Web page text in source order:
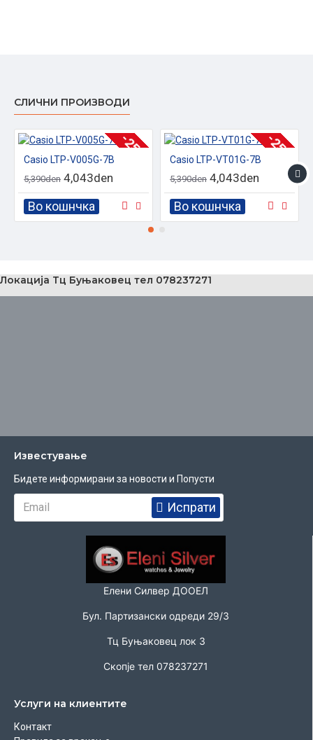
СЛИЧНИ ПРОИЗВОДИ
-25 %
Casio LTP-V005G-7B
5,390den 4,043den
Во кошнчка
-25 %
Casio LTP-VT01G-7B
5,390den 4,043den
Во кошнчка
Локација Тц Буњаковец тел 078237271
Известувањe
Бидете информирани за новости и Попусти
Испрати
Елени Силвер ДООЕЛ
Бул. Партизански одреди 29/3
Тц Буњаковец лок 3
Скопје тел 078237271
Услуги на клиентите
Контакт